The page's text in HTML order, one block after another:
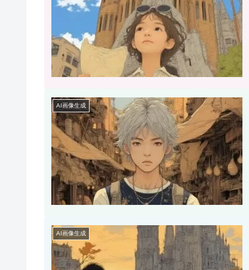
AI画像生成
AI画像生成